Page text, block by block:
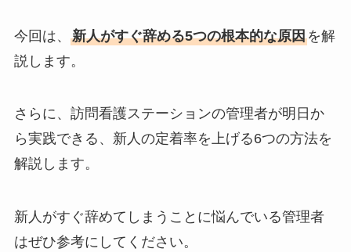
今回は、 新人がすぐ辞める5つの根本的な原因を解
説します。
さらに、訪問看護ステーションの管理者が明日か
ら実践できる、新人の定着率を上げる6つの方法を
解説します。
新人がすぐ辞めてしまうことに悩んでいる管理者
はぜひ参考にしてください。